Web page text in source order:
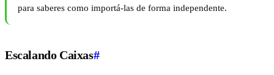
para saberes como importá-las de forma independente.
Escalando Caixas#